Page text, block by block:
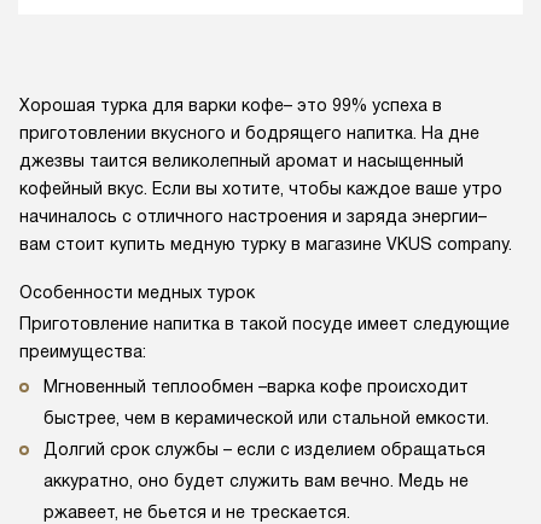
Хорошая турка для варки кофе– это 99% успеха в
приготовлении вкусного и бодрящего напитка. На дне
джезвы таится великолепный аромат и насыщенный
кофейный вкус. Если вы хотите, чтобы каждое ваше утро
начиналось с отличного настроения и заряда энергии–
вам стоит купить медную турку в магазине VKUS company.
Особенности медных турок
Приготовление напитка в такой посуде имеет следующие
преимущества:
Мгновенный теплообмен –варка кофе происходит
быстрее, чем в керамической или стальной емкости.
Долгий срок службы – если с изделием обращаться
аккуратно, оно будет служить вам вечно. Медь не
ржавеет, не бьется и не трескается.